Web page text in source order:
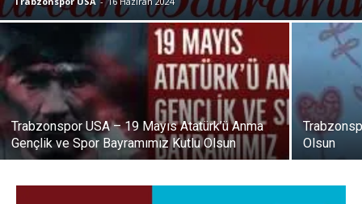
Trabzonspor USA – 19 Mayıs Atatürk’ü Anma
Gençlik ve Spor Bayramımız Kutlu Olsun
Olsun